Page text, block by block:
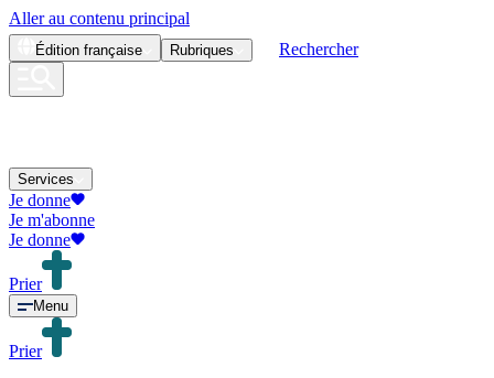
Aller au contenu principal
Édition française Rubriques Rechercher
Services
Je donne
Je m'abonne
Je donne
Prier
Menu
Prier